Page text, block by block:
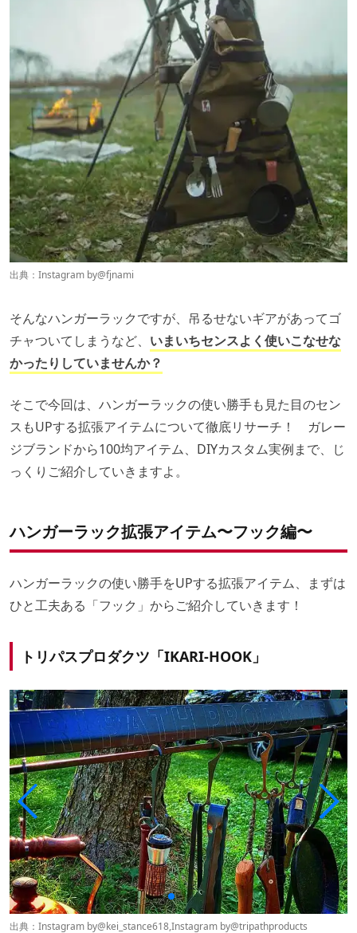
出典：Instagram by@fjnami
そんなハンガーラックですが、吊るせないギアがあってゴ
チャついてしまうなど、 いまいちセンスよく使いこなせな
かったりしていませんか？
そこで今回は、ハンガーラックの使い勝手も見た目のセン
スもUPする拡張アイテムについて徹底リサーチ！ ガレー
ジブランドから100均アイテム、DIYカスタム実例まで、じ
っくりご紹介していきますよ。
ハンガーラック拡張アイテム〜フック編〜
ハンガーラックの使い勝手をUPする拡張アイテム、まずは
ひと工夫ある「フック」からご紹介していきます！
トリパスプロダクツ「IKARI-HOOK」
出典：Instagram by@kei_stance618,Instagram by@tripathproducts